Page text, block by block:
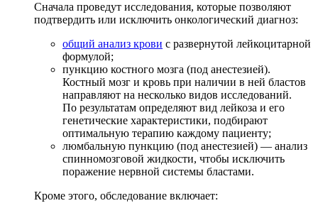
Сначала проведут исследования, которые позволяют
подтвердить или исключить онкологический диагноз:
общий анализ крови с развернутой лейкоцитарной
формулой;
пункцию костного мозга (под анестезией).
Костный мозг и кровь при наличии в ней бластов
направляют на несколько видов исследований.
По результатам определяют вид лейкоза и его
генетические характеристики, подбирают
оптимальную терапию каждому пациенту;
люмбальную пункцию (под анестезией) — анализ
спинномозговой жидкости, чтобы исключить
поражение нервной системы бластами.
Кроме этого, обследование включает: